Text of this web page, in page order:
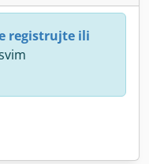
registrujte ili